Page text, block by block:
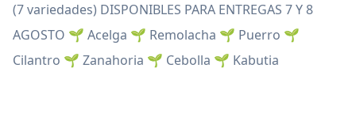
(7 variedades) DISPONIBLES PARA ENTREGAS 7 Y 8
AGOSTO 🌱 Acelga 🌱 Remolacha 🌱 Puerro 🌱
Cilantro 🌱 Zanahoria 🌱 Cebolla 🌱 Kabutia